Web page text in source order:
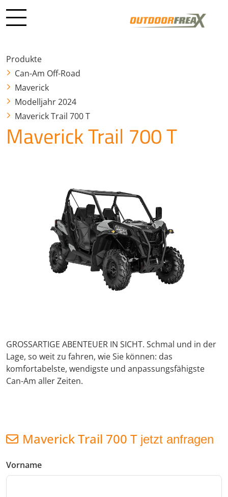
Produkte
Can-Am Off-Road
Maverick
Modelljahr 2024
Maverick Trail 700 T
Maverick Trail 700 T
GROSSARTIGE ABENTEUER IN SICHT. Schmal und in der
Lage, so weit zu fahren, wie Sie können: das
komfortabelste, wendigste und anpassungsfähigste
Can-Am aller Zeiten.
Maverick Trail 700 T jetzt anfragen
Vorname